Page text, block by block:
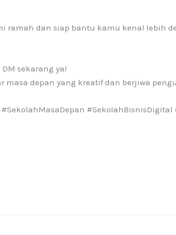
ramah dan siap bantu kamu kenal lebih
sekarang ya!
depan yang kreatif dan berjiwa